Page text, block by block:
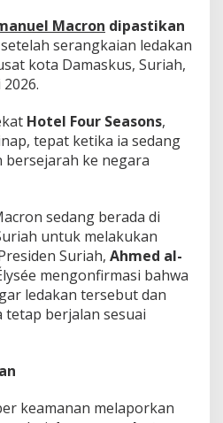
Macron dipastikan
setelah serangkaian ledakan
kota Damaskus, Suriah,
Hotel Four Seasons,
tepat ketika ia sedang
ke negara
sedang berada di
untuk melakukan
Suriah, Ahmed al-
mengonfirmasi bahwa
ledakan tersebut dan
berjalan sesuai
keamanan melaporkan